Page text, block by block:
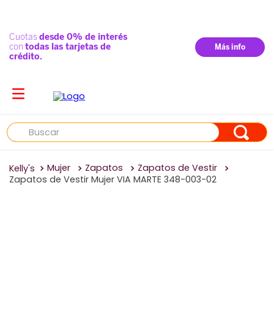
Buscar
Mujer Zapatos
Zapatos de Vestir
Zapatos de Vestir Mujer VIA MARTE 348-003-02